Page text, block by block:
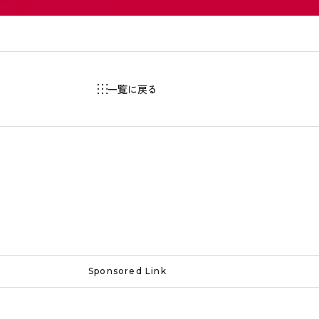
一覧に戻る
Sponsored Link